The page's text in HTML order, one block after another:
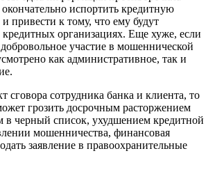
испортить кредитную
привести к тому, что ему будут
кредитных организациях. Еще хуже, если
добровольное участие в мошеннической
как административное, так и
сговора сотрудника банка и клиента, то
грозить досрочным расторжением
в черный список, ухудшением кредитной
мошенничества, финансовая
заявление в правоохранительные